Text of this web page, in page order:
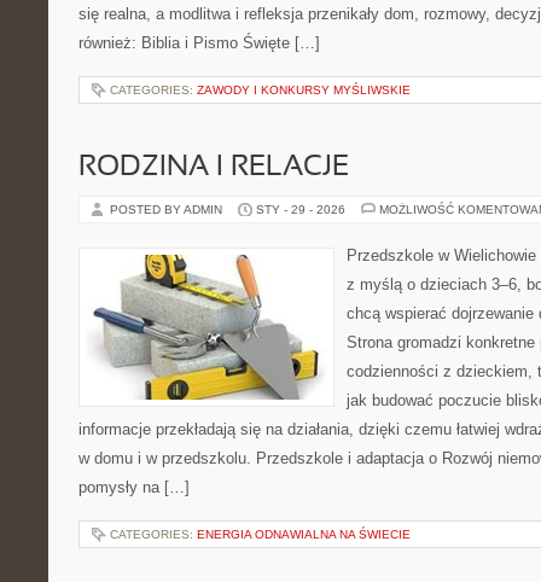
się realna, a modlitwa i refleksja przenikały dom, rozmowy,
również: Biblia i Pismo Święte […]
CATEGORIES: ZAWODY I KONKURSY MYŚLIWSKIE
RODZINA I RELACJE
POSTED BY ADMIN STY - 29 - 2026 MOŻLIWOŚĆ
Przedszkole w
z myślą o dzieciach 3–6,
chcą wspierać
Strona gromadzi
codzienności z dzieckiem,
jak budować poczucie
informacje przekładają się na działania, dzięki czemu łatwiej
w domu i w przedszkolu. Przedszkole i adaptacja o Rozwój
pomysły na […]
CATEGORIES: ENERGIA ODNAWIALNA NA ŚWIECIE